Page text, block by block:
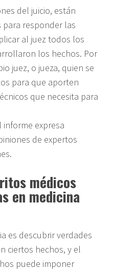
del juicio, están
para responder las
al juez todos los
los hechos. Por
juez, o jueza, quien se
para que aporten
que necesita para
informe expresa
de expertos
médicos
en medicina
es descubrir verdades
ciertos hechos, y el
puede imponer